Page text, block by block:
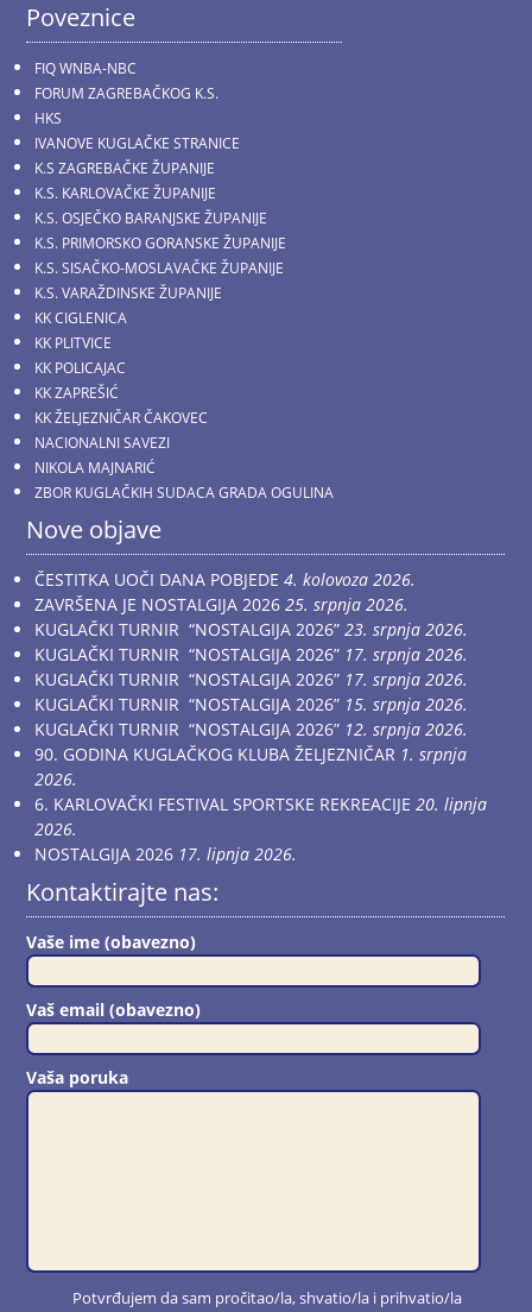
Poveznice
FIQ WNBA-NBC
FORUM ZAGREBAČKOG K.S.
HKS
IVANOVE KUGLAČKE STRANICE
K.S ZAGREBAČKE ŽUPANIJE
K.S. KARLOVAČKE ŽUPANIJE
K.S. OSJEČKO BARANJSKE ŽUPANIJE
K.S. PRIMORSKO GORANSKE ŽUPANIJE
K.S. SISAČKO-MOSLAVAČKE ŽUPANIJE
K.S. VARAŽDINSKE ŽUPANIJE
KK CIGLENICA
KK PLITVICE
KK POLICAJAC
KK ZAPREŠIĆ
KK ŽELJEZNIČAR ČAKOVEC
NACIONALNI SAVEZI
NIKOLA MAJNARIĆ
ZBOR KUGLAČKIH SUDACA GRADA OGULINA
Nove objave
ČESTITKA UOČI DANA POBJEDE 4. kolovoza 2026.
ZAVRŠENA JE NOSTALGIJA 2026 25. srpnja 2026.
KUGLAČKI TURNIR “NOSTALGIJA 2026” 23. srpnja 2026.
KUGLAČKI TURNIR “NOSTALGIJA 2026” 17. srpnja 2026.
KUGLAČKI TURNIR “NOSTALGIJA 2026” 17. srpnja 2026.
KUGLAČKI TURNIR “NOSTALGIJA 2026” 15. srpnja 2026.
KUGLAČKI TURNIR “NOSTALGIJA 2026” 12. srpnja 2026.
90. GODINA KUGLAČKOG KLUBA ŽELJEZNIČAR 1. srpnja
2026.
6. KARLOVAČKI FESTIVAL SPORTSKE REKREACIJE 20. lipnja
2026.
NOSTALGIJA 2026 17. lipnja 2026.
Kontaktirajte nas:
Vaše ime (obavezno)
Vaš email (obavezno)
Vaša poruka
Potvrđujem da sam pročitao/la, shvatio/la i prihvatio/la